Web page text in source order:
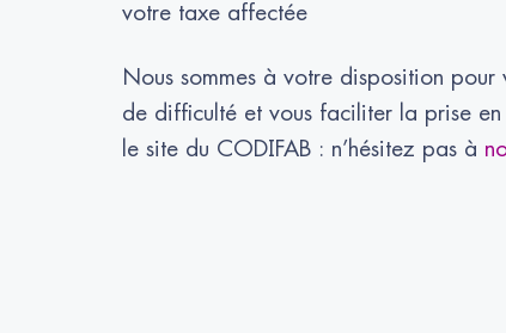
votre taxe affectée
Nous sommes à votre disposition
de difficulté et vous faciliter la prise
le site du CODIFAB : n’hésitez pas à